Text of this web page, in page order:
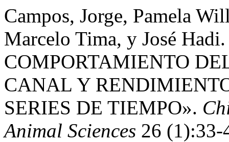
Campos, Jorge, Pamela
Marcelo Tima, y José
COMPORTAMIENTO
CANAL Y
SERIES DE TIEMPO».
Animal Sciences 26 (1):33-